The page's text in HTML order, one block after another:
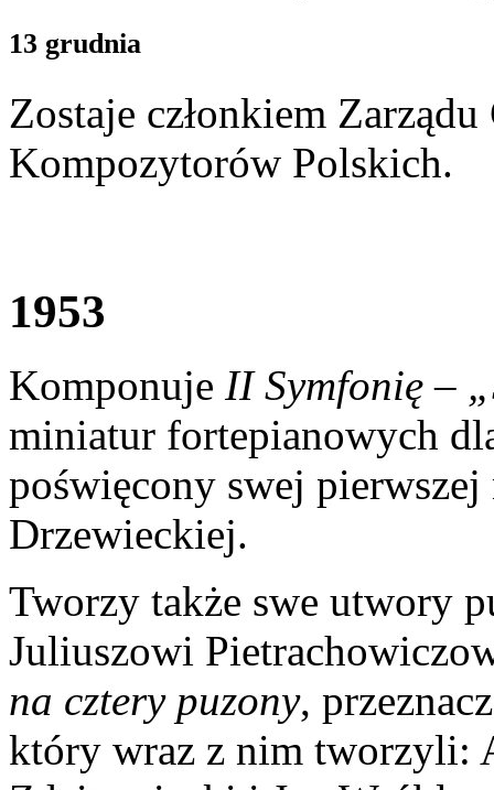
13 grudnia
Zostaje członkiem
Kompozytorów Polskich.
1953
Komponuje II Symfonię –
miniatur fortepianowych
poświęcony swej
Drzewieckiej.
Tworzy także swe utwory
Juliuszowi
na cztery puzony,
który wraz z nim tworzyli: